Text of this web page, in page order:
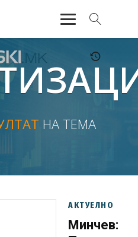
НА ТЕМА
АКТУЕЛНО
Минчев: